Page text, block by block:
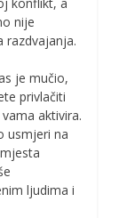
nije
razdvajanja.
je mučio,
privlačiti
aktivira.
usmjeri na
ljudima i